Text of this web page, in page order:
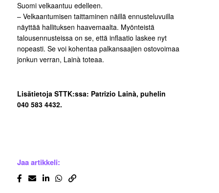
Suomi velkaantuu edelleen.
– Velkaantumisen taittaminen näillä ennusteluvuilla
näyttää hallituksen haavemaalta. Myönteistä
talousennusteissa on se, että inflaatio laskee nyt
nopeasti. Se voi kohentaa palkansaajien ostovoimaa
jonkun verran, Lainà toteaa.
Lisätietoja STTK:ssa: Patrizio Lainà, puhelin
040 583 4432.
Jaa artikkeli: